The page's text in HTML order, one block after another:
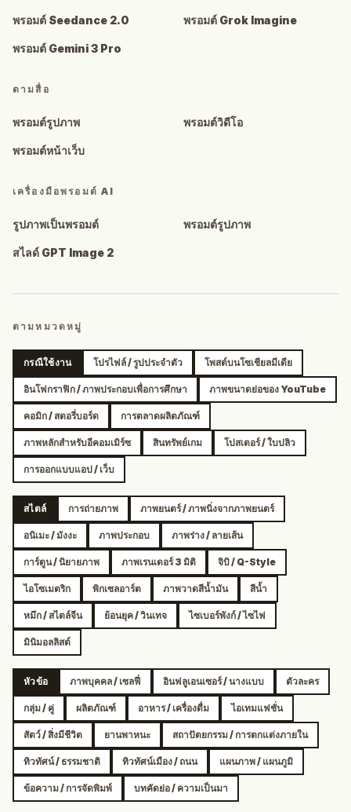
พรอมต์ Seedance 2.0 พรอมต์ Grok Imagine
พรอมต์ Gemini 3 Pro
ตามสื่อ
พรอมต์รูปภาพ พรอมต์วิดีโอ
พรอมต์หน้าเว็บ
เครื่องมือพรอมต์ AI
รูปภาพเป็นพรอมต์ พรอมต์รูปภาพ
สไลด์ GPT Image 2
ตามหมวดหมู่
กรณีใช้งาน โปรไฟล์ / รูปประจำตัว โพสต์บนโซเชียลมีเดีย
อินโฟกราฟิก / ภาพประกอบเพื่อการศึกษา ภาพขนาดย่อของ YouTube
คอมิก / สตอรี่บอร์ด การตลาดผลิตภัณฑ์
ภาพหลักสำหรับอีคอมเมิร์ซ สินทรัพย์เกม โปสเตอร์ / ใบปลิว
การออกแบบแอป / เว็บ
สไตล์ การถ่ายภาพ ภาพยนตร์ / ภาพนิ่งจากภาพยนตร์
อนิเมะ / มังงะ ภาพประกอบ ภาพร่าง / ลายเส้น
การ์ตูน / นิยายภาพ ภาพเรนเดอร์ 3 มิติ จิบิ / Q-Style
ไอโซเมตริก พิกเซลอาร์ต ภาพวาดสีน้ำมัน สีน้ำ
หมึก / สไตล์จีน ย้อนยุค / วินเทจ ไซเบอร์พังก์ / ไซไฟ
มินิมอลลิสต์
หัวข้อ ภาพบุคคล / เซลฟี่ อินฟลูเอนเซอร์ / นางแบบ ตัวละคร
กลุ่ม / คู่ ผลิตภัณฑ์ อาหาร / เครื่องดื่ม ไอเทมแฟชั่น
สัตว์ / สิ่งมีชีวิต ยานพาหนะ สถาปัตยกรรม / การตกแต่งภายใน
ทิวทัศน์ / ธรรมชาติ ทิวทัศน์เมือง / ถนน แผนภาพ / แผนภูมิ
ข้อความ / การจัดพิมพ์ บทคัดย่อ / ความเป็นมา